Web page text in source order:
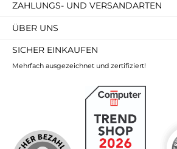
ZAHLUNGS- UND VERSANDARTEN
ÜBER UNS
SICHER EINKAUFEN
Mehrfach ausgezeichnet und zertifiziert!